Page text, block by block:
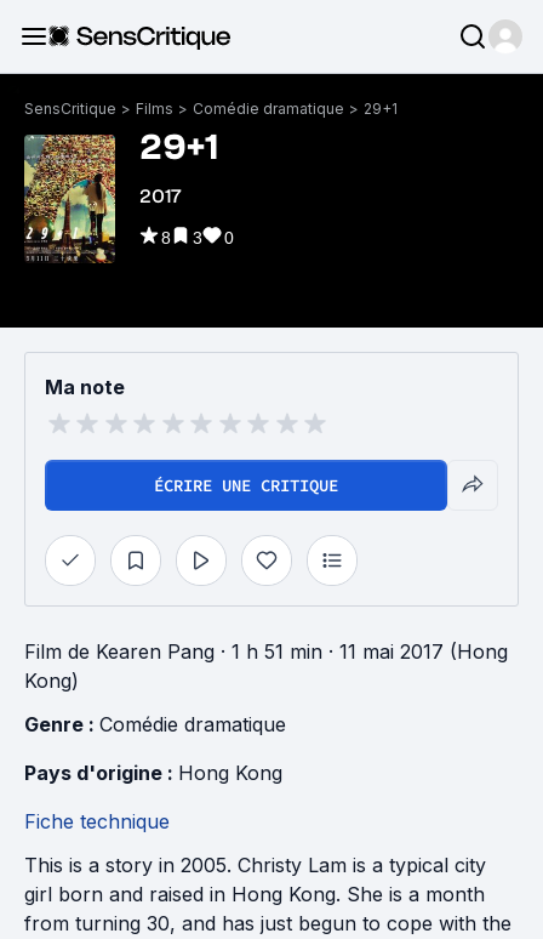
SensCritique > Films > Comédie dramatique > 29+1
29+1
2017
8 3 0
Ma note
ÉCRIRE UNE CRITIQUE
Film de Kearen Pang · 1 h 51 min · 11 mai 2017 (Hong
Kong)
Genre : Comédie dramatique
Pays d'origine : Hong Kong
Fiche technique
This is a story in 2005. Christy Lam is a typical city
girl born and raised in Hong Kong. She is a month
from turning 30, and has just begun to cope with the